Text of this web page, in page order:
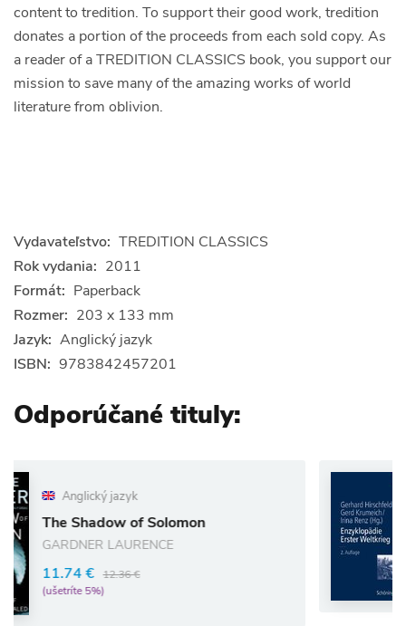
content to tredition. To support their good work, tredition
donates a portion of the proceeds from each sold copy. As
a reader of a TREDITION CLASSICS book, you support our
mission to save many of the amazing works of world
literature from oblivion.
Vydavateľstvo: TREDITION CLASSICS
Rok vydania: 2011
Formát: Paperback
Rozmer: 203 x 133 mm
Jazyk: Anglický jazyk
ISBN: 9783842457201
Odporúčané tituly:
jazyk
of Solomon
LAURENCE
12.36 €
52.25 €
(ušetríte 5%)